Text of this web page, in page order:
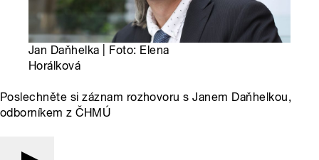
Jan Daňhelka | Foto: Elena
Horálková
Poslechněte si záznam rozhovoru s Janem Daňhelkou,
odborníkem z ČHMÚ